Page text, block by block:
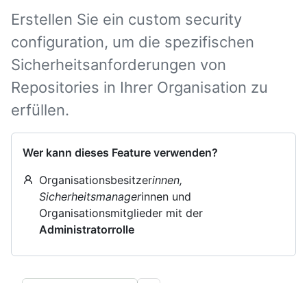
Erstellen Sie ein custom security
configuration, um die spezifischen
Sicherheitsanforderungen von
Repositories in Ihrer Organisation zu
erfüllen.
Wer kann dieses Feature verwenden?
Organisationsbesitzerinnen,
Sicherheitsmanagerinnen und
Organisationsmitglieder mit der
Administratorrolle